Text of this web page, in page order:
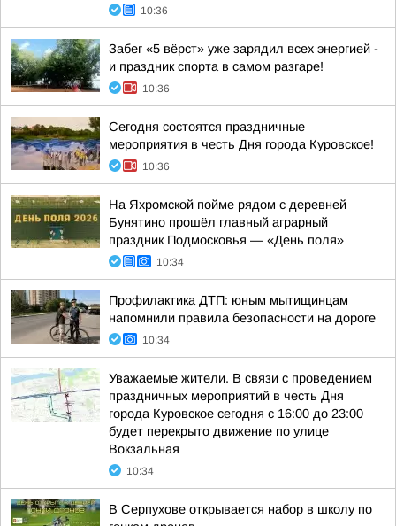
10:36
Забег «5 вёрст» уже зарядил всех энергией -
и праздник спорта в самом разгаре!
10:36
Сегодня состоятся праздничные
мероприятия в честь Дня города Куровское!
10:36
На Яхромской пойме рядом с деревней
Бунятино прошёл главный аграрный
праздник Подмосковья — «День поля»
10:34
Профилактика ДТП: юным мытищинцам
напомнили правила безопасности на дороге
10:34
Уважаемые жители. В связи с проведением
праздничных мероприятий в честь Дня
города Куровское сегодня с 16:00 до 23:00
будет перекрыто движение по улице
Вокзальная
10:34
В Серпухове открывается набор в школу по